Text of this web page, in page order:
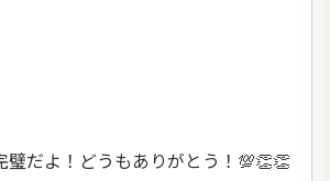
璧だよ！どうもありがとう！💯👏👏